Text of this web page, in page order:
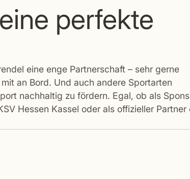
perfekte
eine enge Partnerschaft – sehr gerne
an Bord. Und auch andere Sportarten
nachhaltig zu fördern. Egal, ob als
Hessen Kassel oder als offizieller Partner